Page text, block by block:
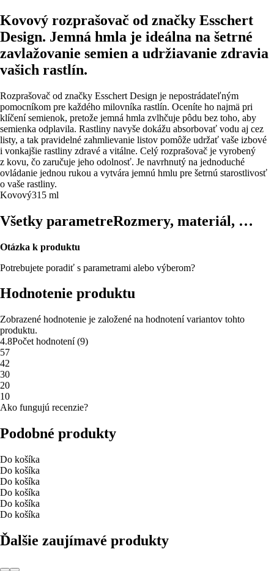
Kovový rozprašovač od značky Esschert
Design. Jemná hmla je ideálna na šetrné
zavlažovanie semien a udržiavanie zdravia
vašich rastlín.
Rozprašovač od značky Esschert Design je nepostrádateľným
pomocníkom pre každého milovníka rastlín. Oceníte ho najmä pri
klíčení semienok, pretože jemná hmla zvlhčuje pôdu bez toho, aby
semienka odplavila. Rastliny navyše dokážu absorbovať vodu aj cez
listy, a tak pravidelné zahmlievanie listov pomôže udržať vaše izbové
i vonkajšie rastliny zdravé a vitálne. Celý rozprašovač je vyrobený
z kovu, čo zaručuje jeho odolnosť. Je navrhnutý na jednoduché
ovládanie jednou rukou a vytvára jemnú hmlu pre šetrnú starostlivosť
o vaše rastliny.
Kovový315 ml
Všetky parametreRozmery, materiál, …
Otázka k produktu
Potrebujete poradiť s parametrami alebo výberom?
Hodnotenie produktu
Zobrazené hodnotenie je založené na hodnotení variantov tohto
produktu.
4.8Počet hodnotení(9)
57
42
30
20
10
Ako fungujú recenzie?
Podobné produkty
Do košíka
Do košíka
Do košíka
Do košíka
Do košíka
Do košíka
Ďalšie zaujímavé produkty